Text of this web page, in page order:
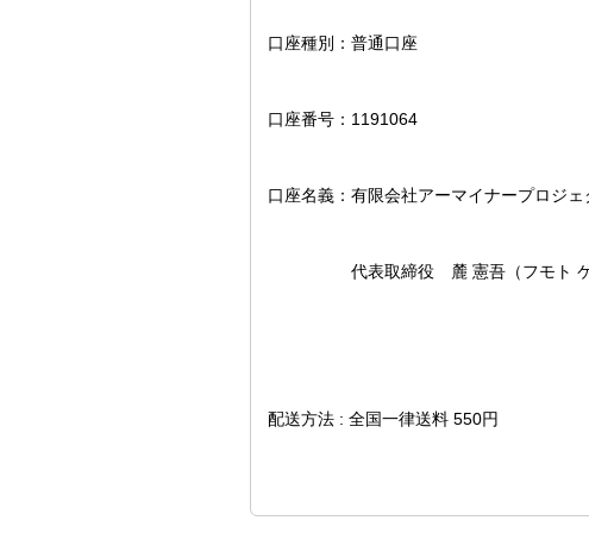
口座種別：普通口座
口座番号：1191064
口座名義：有限会社アーマイナープロジェ
代表取締役 麓 憲吾（フモト ケ
配送方法 : 全国一律送料 550円